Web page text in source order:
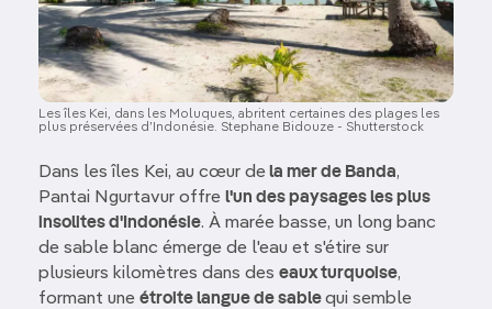
Les îles Kei, dans les Moluques, abritent certaines des plages les
plus préservées d’Indonésie. Stephane Bidouze - Shutterstock
Dans les îles Kei, au cœur dela mer de Banda,
Pantai Ngurtavur offre l'un des paysages les plus
insolites d'Indonésie. À marée basse, un long banc
de sable blanc émerge de l'eau et s'étire sur
plusieurs kilomètres dans des eaux turquoise,
formant une étroite langue de sablequi semble